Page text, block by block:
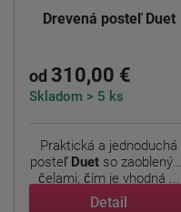
Drevená posteľ Duet
od 310,00 €
Skladom > 5 ks
Praktická a jednoduchá
posteľ Duet so zaoblenými
čelami, čím je vhodná ...
Detail